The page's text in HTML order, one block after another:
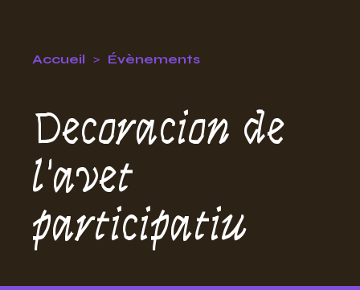
Accueil Évènements
Decoracion de
l'avet
participatiu